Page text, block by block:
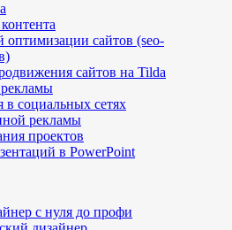
сайтов (seo-
сайтов на Tilda
социальных сетях
рекламы
проектов
в PowerPoint
с нуля до профи